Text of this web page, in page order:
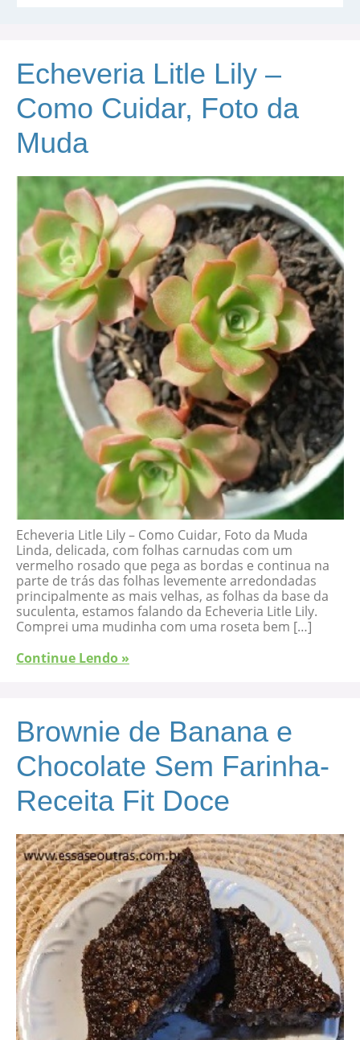
Echeveria Litle Lily –
Como Cuidar, Foto da
Muda
Echeveria Litle Lily – Como Cuidar, Foto da Muda
Linda, delicada, com folhas carnudas com um
vermelho rosado que pega as bordas e continua na
parte de trás das folhas levemente arredondadas
principalmente as mais velhas, as folhas da base da
suculenta, estamos falando da Echeveria Litle Lily.
Comprei uma mudinha com uma roseta bem […]
Continue Lendo »
Brownie de Banana e
Chocolate Sem Farinha-
Receita Fit Doce